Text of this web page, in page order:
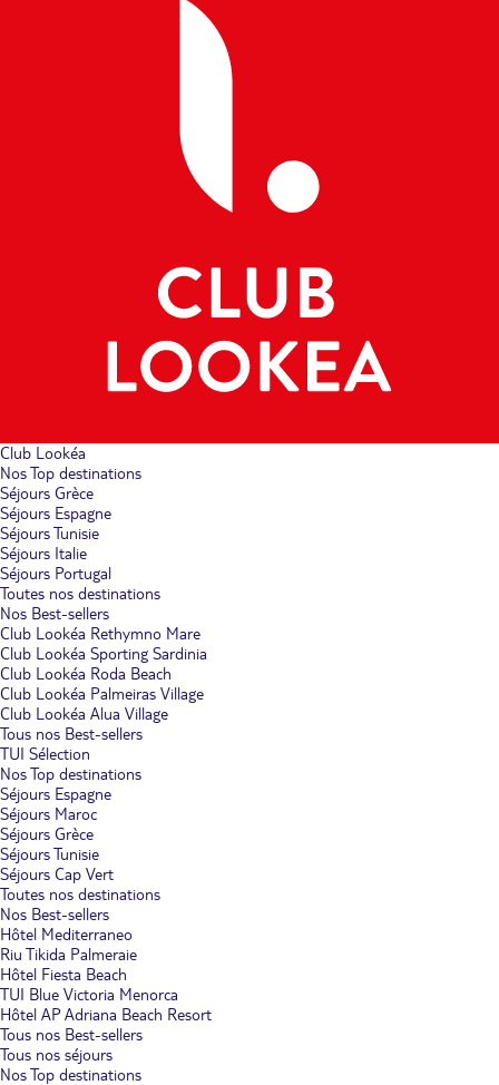
Club Lookéa
Nos Top destinations
Séjours Grèce
Séjours Espagne
Séjours Tunisie
Séjours Italie
Séjours Portugal
Toutes nos destinations
Nos Best-sellers
Club Lookéa Rethymno Mare
Club Lookéa Sporting Sardinia
Club Lookéa Roda Beach
Club Lookéa Palmeiras Village
Club Lookéa Alua Village
Tous nos Best-sellers
TUI Sélection
Nos Top destinations
Séjours Espagne
Séjours Maroc
Séjours Grèce
Séjours Tunisie
Séjours Cap Vert
Toutes nos destinations
Nos Best-sellers
Hôtel Mediterraneo
Riu Tikida Palmeraie
Hôtel Fiesta Beach
TUI Blue Victoria Menorca
Hôtel AP Adriana Beach Resort
Tous nos Best-sellers
Tous nos séjours
Nos Top destinations